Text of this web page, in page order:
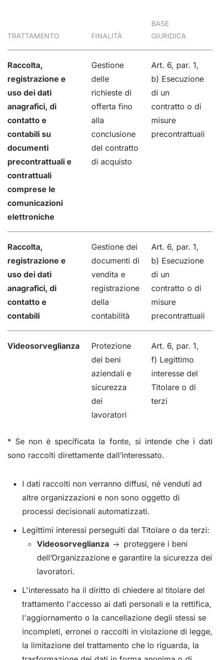
TRATTAMENTO FINALITÀ
BASE
GIURIDICA
Raccolta,
registrazione e
uso dei dati
anagrafici, di
contatto e
contabili su
documenti
precontrattuali e
contrattuali
comprese le
comunicazioni
elettroniche
Gestione
delle
richieste di
offerta fino
alla
conclusione
del contratto
di acquisto
Art. 6, par. 1,
b) Esecuzione
di un
contratto o di
misure
precontrattuali
Raccolta,
registrazione e
uso dei dati
anagrafici, di
contatto e
contabili
Gestione dei
documenti di
vendita e
registrazione
della
contabilità
Art. 6, par. 1,
b) Esecuzione
di un
contratto o di
misure
precontrattuali
Videosorveglianza
Protezione
dei beni
aziendali e
sicurezza
dei
lavoratori
Art. 6, par. 1,
f) Legittimo
interesse del
Titolare o di
terzi
* Se non è specificata la fonte, si intende che i dati
sono raccolti direttamente dall’interessato.
I dati raccolti non verranno diffusi, né venduti ad
altre organizzazioni e non sono oggetto di
processi decisionali automatizzati.
Legittimi interessi perseguiti dal Titolare o da terzi:
Videosorveglianza
proteggere i beni
dell’Organizzazione e garantire la sicurezza dei
lavoratori.
L'interessato ha il diritto di chiedere al titolare del
trattamento l'accesso ai dati personali e la rettifica,
l'aggiornamento o la cancellazione degli stessi se
incompleti, erronei o raccolti in violazione di legge,
la limitazione del trattamento che lo riguarda, la